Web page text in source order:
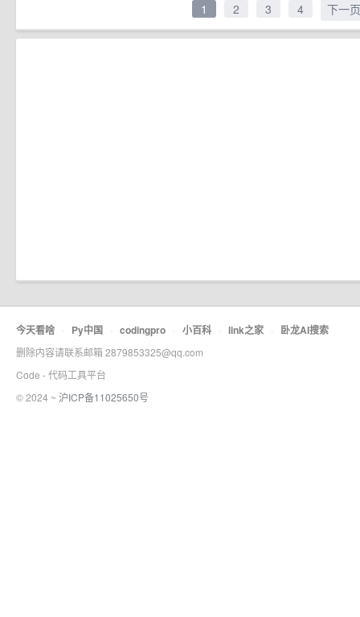
1 2 3 4 下一页
今天看啥 · Py中国 · codingpro · 小百科 · link之家 · 卧龙AI搜索
删除内容请联系邮箱 2879853325@qq.com
Code - 代码工具平台
© 2024 ~ 沪ICP备11025650号